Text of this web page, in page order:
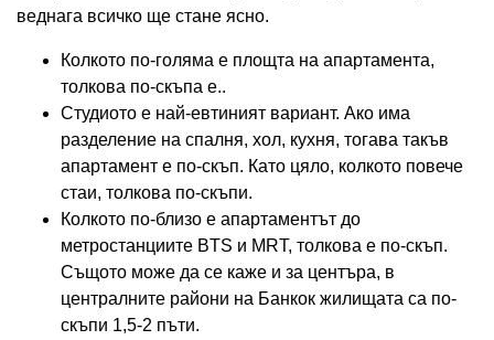
веднага всичко ще стане ясно.
Колкото по-голяма е площта на апартамента,
толкова по-скъпа е..
Студиото е най-евтиният вариант. Ако има
разделение на спалня, хол, кухня, тогава такъв
апартамент е по-скъп. Като цяло, колкото повече
стаи, толкова по-скъпи.
Колкото по-близо е апартаментът до
метростанциите BTS и MRT, толкова е по-скъп.
Същото може да се каже и за центъра, в
централните райони на Банкок жилищата са по-
скъпи 1,5-2 пъти.